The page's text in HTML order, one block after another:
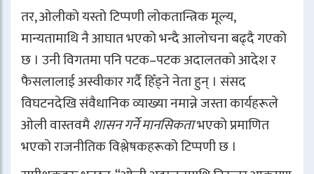
तर, ओलीको यस्तो टिप्पणी लोकतान्त्रिक मूल्य,
मान्यतामाथि नै आघात भएको भन्दै आलोचना बढ्दै गएको
छ । उनी विगतमा पनि पटक–पटक अदालतको आदेश र
फैसलालाई अस्वीकार गर्दै हिँड्ने नेता हुन् । संसद
विघटनदेखि संवैधानिक व्याख्या नमान्ने जस्ता कार्यहरूले
ओली वास्तवमैशासन गर्ने मानसिकताभएको प्रमाणित
भएको राजनीतिक विश्लेषकहरूको टिप्पणी छ ।